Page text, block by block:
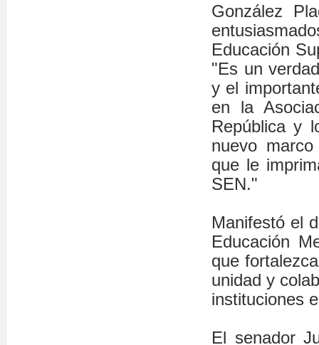
González
Educación
"Es un
y el
en la
República y
nuevo
que le
SEN."
Manifestó el
Educación
que
unidad y
instituciones
El senador